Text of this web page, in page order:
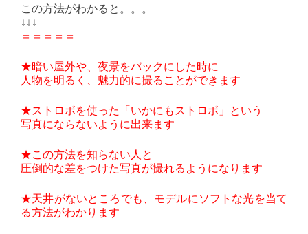
この方法がわかると。。。
↓↓↓
＝＝＝＝＝
★暗い屋外や、夜景をバックにした時に
人物を明るく、魅力的に撮ることができます
★ストロボを使った「いかにもストロボ」という
写真にならないように出来ます
★この方法を知らない人と
圧倒的な差をつけた写真が撮れるようになります
★天井がないところでも、モデルにソフトな光を当て
る方法がわかります